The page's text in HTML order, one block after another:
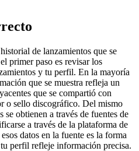
de lanzamientos que se
primer paso es revisar los
y tu perfil. En la mayoría
que se muestra refleja un
que se compartió con
o sello discográfico. Del mismo
obtienen a través de fuentes de
a través de la plataforma de
datos en la fuente es la forma
perfil refleje información precisa.